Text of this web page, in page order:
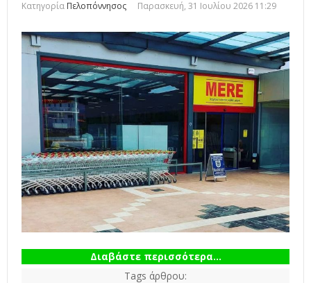
Κατηγορία Πελοπόννησος Παρασκευή, 31 Ιουλίου 2026 11:29
Διαβάστε περισσότερα...
Tags άρθρου: